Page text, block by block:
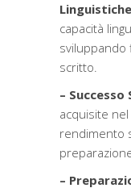
Linguistiche
capacità
sviluppando
scritto.
–
acquisite
rendimento
–